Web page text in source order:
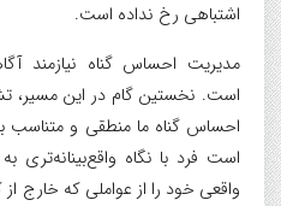
اشتباهی رخ نداده است.
مدیریت احساس گناه نیازمند
است. نخستین گام در این
احساس گناه ما منطقی و متناسب
است فرد با نگاه
واقعی خود را از عواملی که خارج